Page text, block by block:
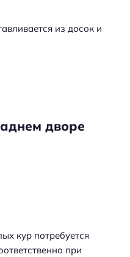
из досок и
дворе
кур потребуется
при